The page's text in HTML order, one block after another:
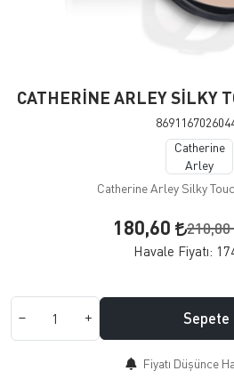
CATHERİNE ARLEY SİLKY
Catherine
Arley
Catherine Arley Silky
180,60 210,00
Havale Fiyatı:
Sepete
Fiyatı Düşünce